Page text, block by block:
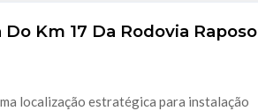
Km 17 Da Rodovia Raposo
localização estratégica para instalação